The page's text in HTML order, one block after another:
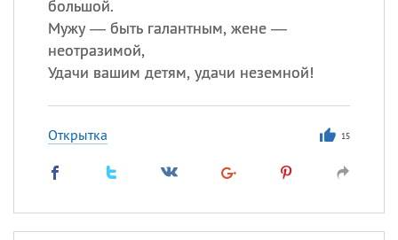
большой.
Мужу — быть галантным, жене —
неотразимой,
Удачи вашим детям, удачи неземной!
Открытка 15